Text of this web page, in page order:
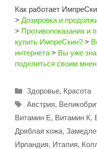
Как работает
> Дозировка и
> Противопоказания и
купить ИмпреСкин? >
интернета > Вы уже
поделиться своим
Рубрики
Здоровье, Красота
Метки
Австрия,
Витамин Е, Витамин К,
Дряблая кожа,
Ирландия, Италия,